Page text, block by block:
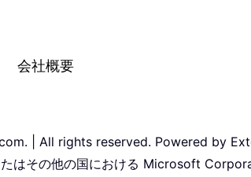
会社概要
| All rights reserved. Powered by
はその他の国における Microsoft